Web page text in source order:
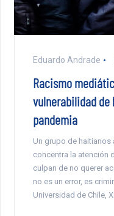
Eduardo Andrade
Racismo
vulnerabilidad de
pandemia
Un grupo de haitianos
concentra la atención
culpan de no querer
no es un error, es
Universidad de Chile,